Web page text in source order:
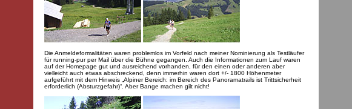
Die Anmeldeformalitäten waren problemlos im Vorfeld nach meiner Nominierung als Testläufer
für running-pur per Mail über die Bühne gegangen. Auch die Informationen zum Lauf waren
auf der Homepage gut und ausreichend vorhanden, für den einen oder anderen aber
vielleicht auch etwas abschreckend, denn immerhin waren dort +/- 1800 Höhenmeter
aufgeführt mit dem Hinweis „Alpiner Bereich: im Bereich des Panoramatrails ist Trittsicherheit
erforderlich (Absturzgefahr)“. Aber Bange machen gilt nicht!